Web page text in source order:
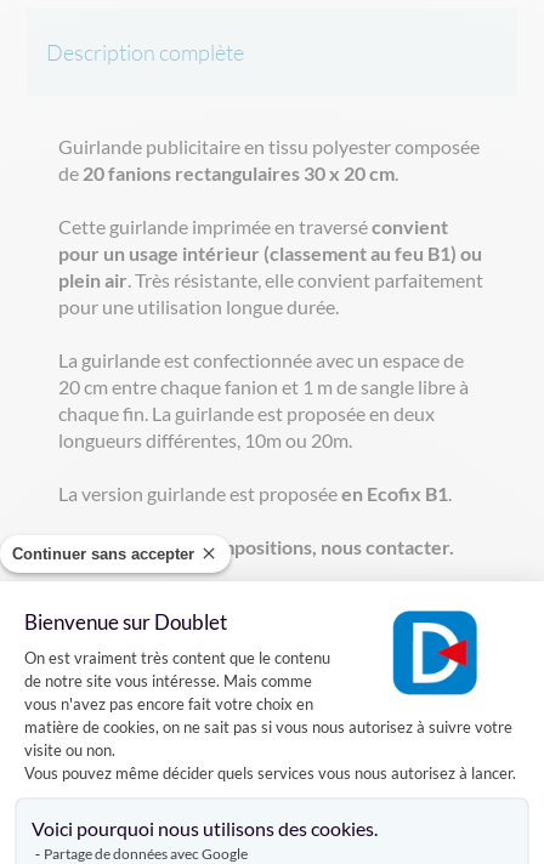
Continuer sans accepter
Bienvenue sur Doublet
Plateforme de Gestion du
On est vraiment très content que le contenu
de notre site vous intéresse. Mais comme
vous n'avez pas encore fait votre choix en
matière de cookies, on ne sait pas si vous nous autorisez à suivre votre
visite ou non.
Vous pouvez même décider quels services vous nous autorisez à lancer.
Voici pourquoi nous utilisons des cookies.
Partage de données avec Google
Description complète
Guirlande publicitaire en tissu polyester composée
de 20 fanions rectangulaires 30 x 20 cm.
Cette guirlande imprimée en traverséconvient
pour un usage intérieur (classement au feu B1) ou
plein air. Très résistante, elle convient parfaitement
pour une utilisation longue durée.
La guirlande est confectionnée avec un espace de
20 cm entre chaque fanion et 1 m de sangle libre à
chaque fin. La guirlande est proposée en deux
longueurs différentes, 10m ou 20m.
La version guirlande est proposéeen Ecofix B1.
Autres tailles et compositions, nous contacter.
Livraison
Avis clients